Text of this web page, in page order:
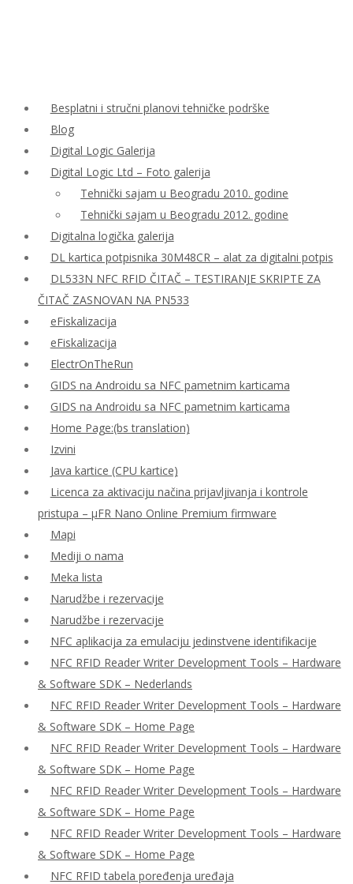
Besplatni i stručni planovi tehničke podrške
Blog
Digital Logic Galerija
Digital Logic Ltd – Foto galerija
Tehnički sajam u Beogradu 2010. godine
Tehnički sajam u Beogradu 2012. godine
Digitalna logička galerija
DL kartica potpisnika 30M48CR – alat za digitalni potpis
DL533N NFC RFID ČITAČ – TESTIRANJE SKRIPTE ZA
ČITAČ ZASNOVAN NA PN533
eFiskalizacija
eFiskalizacija
ElectrOnTheRun
GIDS na Androidu sa NFC pametnim karticama
GIDS na Androidu sa NFC pametnim karticama
Home Page:(bs translation)
Izvini
Java kartice (CPU kartice)
Licenca za aktivaciju načina prijavljivanja i kontrole
pristupa – μFR Nano Online Premium firmware
Mapi
Mediji o nama
Meka lista
Narudžbe i rezervacije
Narudžbe i rezervacije
NFC aplikacija za emulaciju jedinstvene identifikacije
NFC RFID Reader Writer Development Tools – Hardware
& Software SDK – Nederlands
NFC RFID Reader Writer Development Tools – Hardware
& Software SDK – Home Page
NFC RFID Reader Writer Development Tools – Hardware
& Software SDK – Home Page
NFC RFID Reader Writer Development Tools – Hardware
& Software SDK – Home Page
NFC RFID Reader Writer Development Tools – Hardware
& Software SDK – Home Page
NFC RFID tabela poređenja uređaja